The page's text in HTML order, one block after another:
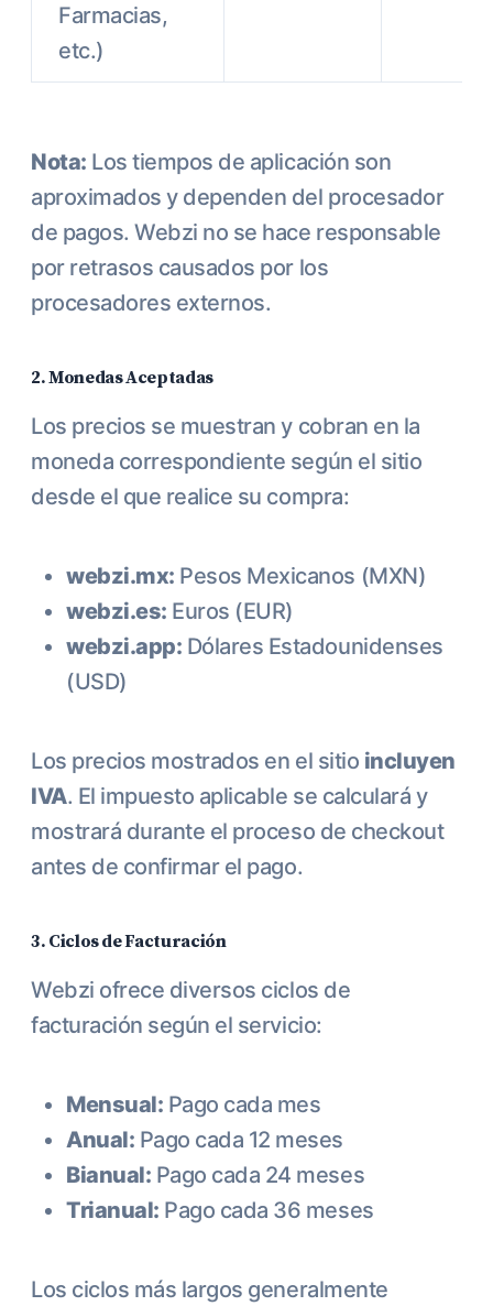
Farmacias,
etc.)
Nota: Los tiempos de aplicación son
aproximados y dependen del procesador
de pagos. Webzi no se hace responsable
por retrasos causados por los
procesadores externos.
2. Monedas Aceptadas
Los precios se muestran y cobran en la
moneda correspondiente según el sitio
desde el que realice su compra:
webzi.mx: Pesos Mexicanos (MXN)
webzi.es: Euros (EUR)
webzi.app: Dólares Estadounidenses
(USD)
Los precios mostrados en el sitio incluyen
IVA. El impuesto aplicable se calculará y
mostrará durante el proceso de checkout
antes de confirmar el pago.
3. Ciclos de Facturación
Webzi ofrece diversos ciclos de
facturación según el servicio:
Mensual: Pago cada mes
Anual: Pago cada 12 meses
Bianual: Pago cada 24 meses
Trianual: Pago cada 36 meses
Los ciclos más largos generalmente